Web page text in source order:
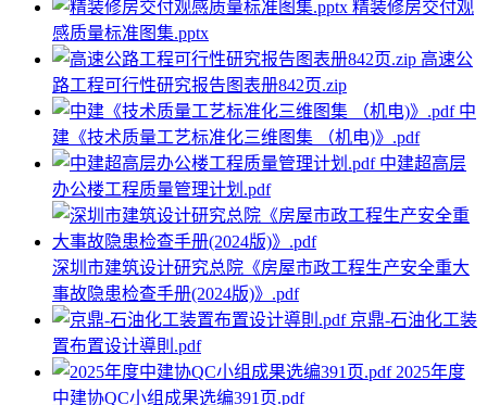
精装修房交付观
感质量标准图集.pptx
高速公
路工程可行性研究报告图表册842页.zip
中
建《技术质量工艺标准化三维图集 （机电)》.pdf
中建超高层
办公楼工程质量管理计划.pdf
深圳市建筑设计研究总院《房屋市政工程生产安全重大
事故隐患检查手册(2024版)》.pdf
京鼎-石油化工装
置布置设计導則.pdf
2025年度
中建协QC小组成果选编391页.pdf